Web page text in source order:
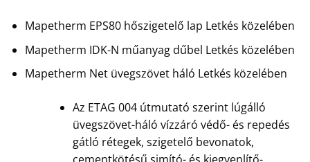
Mapetherm EPS80 hőszigetelő lap Letkés közelében
Mapetherm IDK-N műanyag dűbel Letkés közelében
Mapetherm Net üvegszövet háló Letkés közelében
Az ETAG 004 útmutató szerint lúgálló
üvegszövet-háló vízzáró védő- és repedés
gátló rétegek, szigetelő bevonatok,